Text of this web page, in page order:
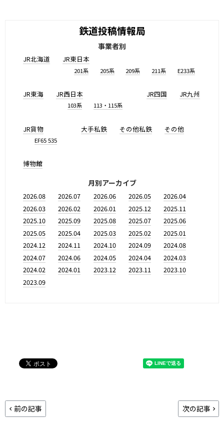
鉄道投稿情報局
事業者別
JR北海道 JR東日本
201系 205系 209系 211系 E233系
JR東海 JR西日本
103系 113・115系
JR四国 JR九州
JR貨物
EF65 535
大手私鉄 その他私鉄 その他
博物館
月別アーカイブ
2026.08 2026.07 2026.06 2026.05
2026.04
2026.03
2026.02 2026.01 2025.12
2025.11
2025.10
2025.09 2025.08 2025.07
2025.06
2025.05
2025.04 2025.03 2025.02
2025.01
2024.12
2024.11 2024.10 2024.09
2024.08
2024.07
2024.06 2024.05 2024.04
2024.03
2024.02
2024.01 2023.12 2023.11
2023.10
2023.09
前の記事 次の記事